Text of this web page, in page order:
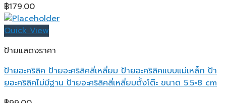
฿179.00
Quick View
ป้ายแสดงราคา
ป้ายอะคริลิค ป้ายอะคริลิคสี่เหลี่ยม ป้ายอะคริลิคแบบแม่เหล็ก ป้า
ยอะคริลิคไม่มีฐาน ป้ายอะคริลิคสี่เหลี่ยมตั้งโต๊ะ ขนาด 5.5×8 cm